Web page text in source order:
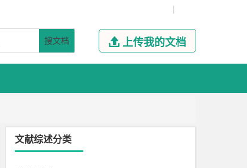
|
搜文档  上传我的文档
文献综述分类